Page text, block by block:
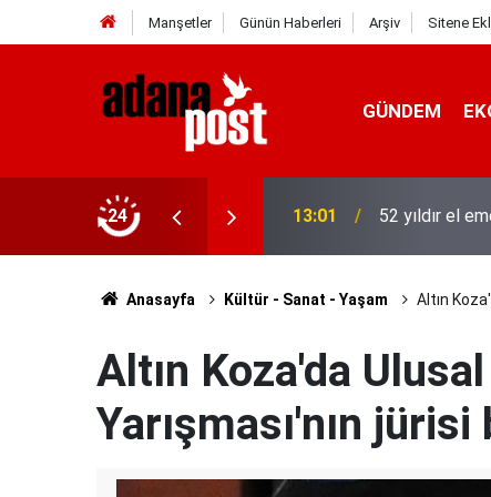
Manşetler Günün Haberleri Arşiv Sitene
GÜNDEM
24
karşı direniyor 12:53 Hava 40,
Anasayfa Kültür - Sanat - Yaşam Altın
Altın Koza'da
Yarışması'nın